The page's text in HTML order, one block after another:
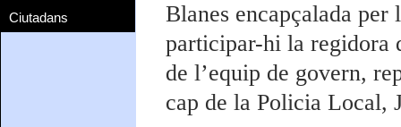
Ciutadans
Blanes encapçalada
participar-hi la regidora
de l’equip de govern,
cap de la Policia Local,